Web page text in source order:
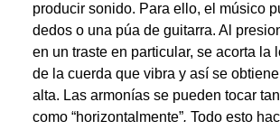
producir sonido. Para ello, el músico
dedos o una púa de guitarra. Al
en un traste en particular, se acorta la
de la cuerda que vibra y así se
alta. Las armonías se pueden tocar
como “horizontalmente”. Todo esto